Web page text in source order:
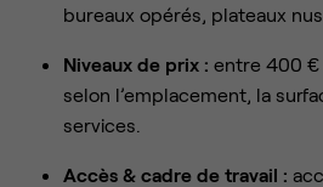
bureaux opérés, plateaux
Niveaux de prix : entre 400 €
selon l’emplacement, la
services.
Accès & cadre de travail :